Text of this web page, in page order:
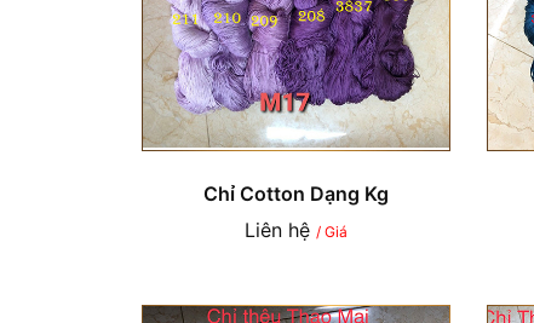
Chỉ Cotton Dạng Kg
Liên hệ / Giá